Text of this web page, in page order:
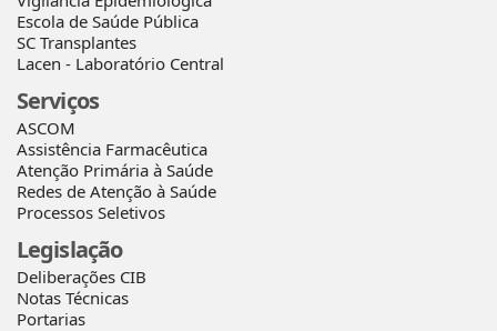
Escola de Saúde Pública
SC Transplantes
Lacen - Laboratório Central
Serviços
ASCOM
Assistência Farmacêutica
Atenção Primária à Saúde
Redes de Atenção à Saúde
Processos Seletivos
Legislação
Deliberações CIB
Notas Técnicas
Portarias